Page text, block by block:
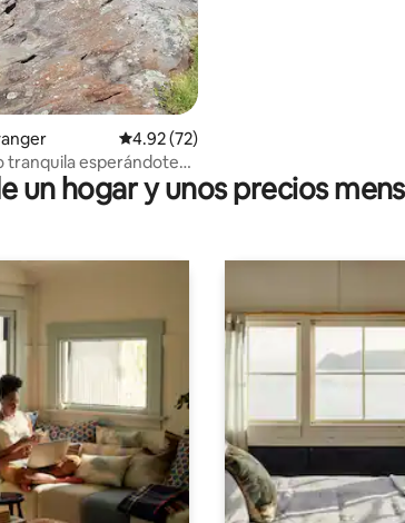
Calificación promedio: 4.92 de 5; 72
4.92 (72)
tranquila esperándote
un hogar y unos precios